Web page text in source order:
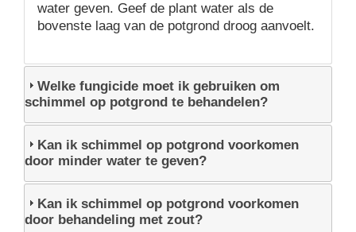
water geven. Geef de plant water als de
bovenste laag van de potgrond droog aanvoelt.
Welke fungicide moet ik gebruiken om
schimmel op potgrond te behandelen?
Kan ik schimmel op potgrond voorkomen
door minder water te geven?
Kan ik schimmel op potgrond voorkomen
door behandeling met zout?